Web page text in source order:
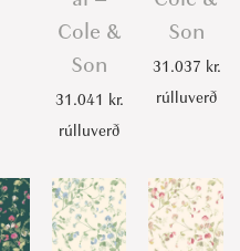
Cole &
Son
31.041 kr.
rúlluverð
Son
31.037 kr.
rúlluverð